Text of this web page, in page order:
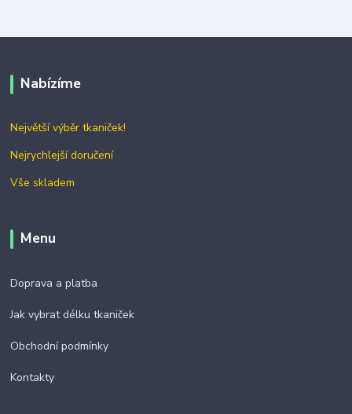
Nabízíme
Největší výběr tkaniček!
Nejrychlejší doručení
Vše skladem
Menu
Doprava a platba
Jak vybrat délku tkaniček
Obchodní podmínky
Kontakty